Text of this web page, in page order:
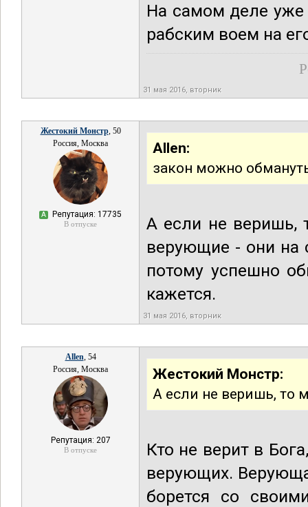
На самом деле уже
рабским воем на
31 мая 2016, вторник
Жестокий Монстр, 50
Россия, Москва
А Репутация: 17735
В отпуске
Allen:
закон можно
А если не веришь,
верующие - они на
потому успешно
кажется.
31 мая 2016, вторник
Allen, 54
Россия, Москва
Репутация: 207
В отпуске
Жестокий Монстр:
А если не веришь, то
Кто не верит в
верующих.
борется со